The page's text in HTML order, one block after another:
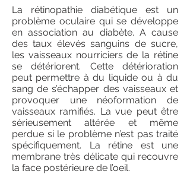
La rétinopathie diabétique est un
problème oculaire qui se développe
en association au diabète. A cause
des taux élevés sanguins de sucre,
les vaisseaux nourriciers de la rétine
se détériorent. Cette détérioration
peut permettre à du liquide ou à du
sang de s’échapper des vaisseaux et
provoquer une néoformation de
vaisseaux ramifiés. La vue peut être
sérieusement altérée et même
perdue si le problème n’est pas traité
spécifiquement. La rétine est une
membrane très délicate qui recouvre
la face postérieure de l’oeil.